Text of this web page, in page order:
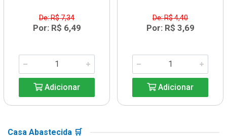
De: R$ 7,34
Por: R$ 6,49
Adicionar
De: R$ 4,40
Por: R$ 3,69
Adicionar
Casa Abastecida 🛒